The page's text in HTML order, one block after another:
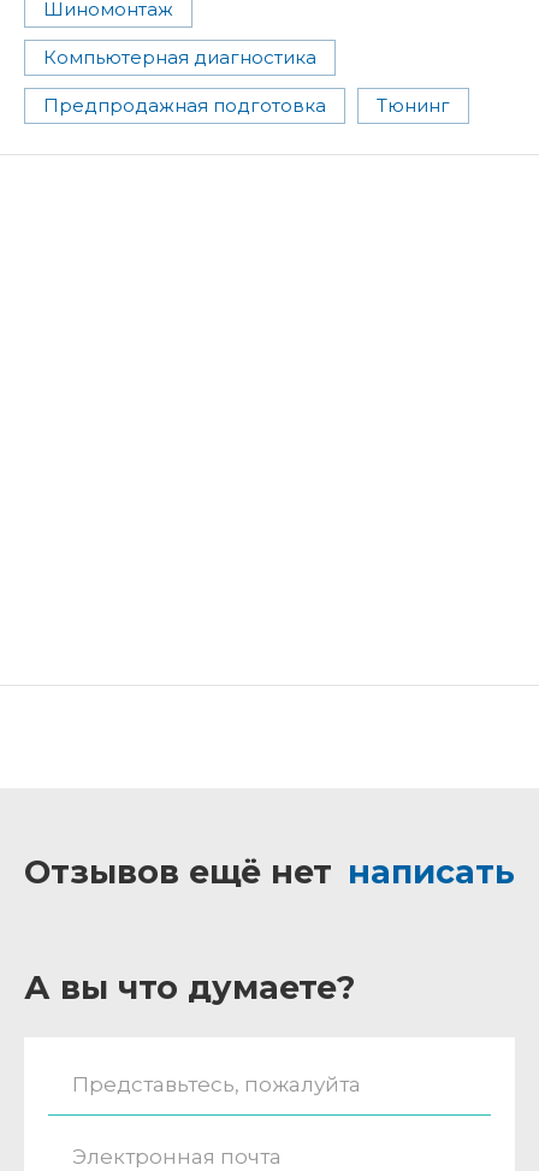
Шиномонтаж
Компьютерная диагностика
Предпродажная подготовка Тюнинг
Отзывов ещё нет написать
А вы что думаете?